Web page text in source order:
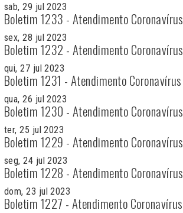
sab, 29 jul 2023
Boletim 1233 - Atendimento Coronavírus
sex, 28 jul 2023
Boletim 1232 - Atendimento Coronavírus
qui, 27 jul 2023
Boletim 1231 - Atendimento Coronavírus
qua, 26 jul 2023
Boletim 1230 - Atendimento Coronavírus
ter, 25 jul 2023
Boletim 1229 - Atendimento Coronavírus
seg, 24 jul 2023
Boletim 1228 - Atendimento Coronavírus
dom, 23 jul 2023
Boletim 1227 - Atendimento Coronavírus